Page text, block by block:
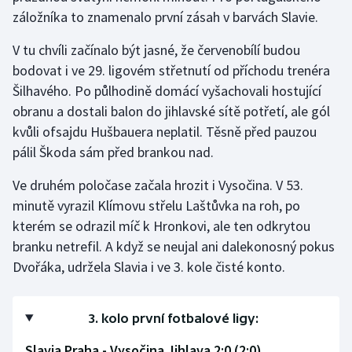
Stolní tenis
Triatlon
Veslování
Vodní slalom
Volejbal
Ostatní
záložníka to znamenalo první zásah v barvách Slavie.
V tu chvíli začínalo být jasné, že červenobílí budou
bodovat i ve 29. ligovém střetnutí od příchodu trenéra
Šilhavého. Po půlhodině domácí vyšachovali hostující
obranu a dostali balon do jihlavské sítě potřetí, ale gól
kvůli ofsajdu Hušbauera neplatil. Těsně před pauzou
pálil Škoda sám před brankou nad.
Ve druhém poločase začala hrozit i Vysočina. V 53.
minutě vyrazil Klímovu střelu Laštůvka na roh, po
kterém se odrazil míč k Hronkovi, ale ten odkrytou
branku netrefil. A když se neujal ani dalekonosný pokus
Dvořáka, udržela Slavia i ve 3. kole čisté konto.
3. kolo první fotbalové ligy: